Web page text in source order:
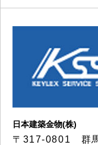
日本建築金物(株)
〒317‐0801 群